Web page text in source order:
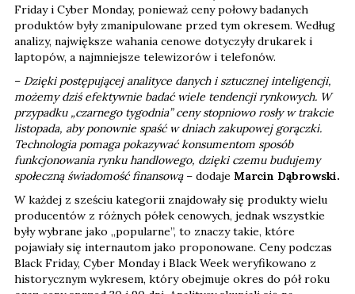
Friday i Cyber Monday, ponieważ ceny połowy badanych
produktów były zmanipulowane przed tym okresem. Według
analizy, największe wahania cenowe dotyczyły drukarek i
laptopów, a najmniejsze telewizorów i telefonów.
– Dzięki postępującej analityce danych i sztucznej inteligencji,
możemy dziś efektywnie badać wiele tendencji rynkowych. W
przypadku „czarnego tygodnia” ceny stopniowo rosły w trakcie
listopada, aby ponownie spaść w dniach zakupowej gorączki.
Technologia pomaga pokazywać konsumentom sposób
funkcjonowania rynku handlowego, dzięki czemu budujemy
społeczną świadomość finansową – dodaje Marcin Dąbrowski.
W każdej z sześciu kategorii znajdowały się produkty wielu
producentów z różnych półek cenowych, jednak wszystkie
były wybrane jako „popularne”, to znaczy takie, które
pojawiały się internautom jako proponowane. Ceny podczas
Black Friday, Cyber Monday i Black Week weryfikowano z
historycznym wykresem, który obejmuje okres do pół roku